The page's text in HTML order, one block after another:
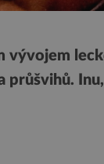
vývojem
průšvihů.